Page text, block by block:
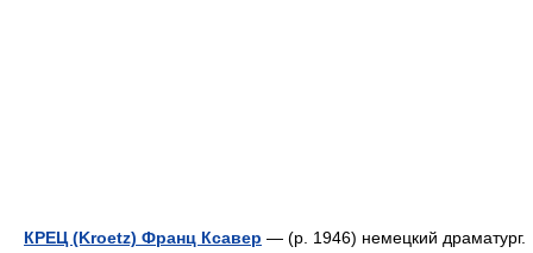
КРЕЦ (Kroetz) Франц Ксавер — (р. 1946) немецкий драматург.